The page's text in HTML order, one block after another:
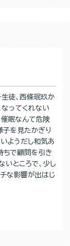
徒、西條珉玖か
なってくれない
眠なんて危険
子を見たかぎり
ようだし和気あ
ちで顧問を引き
いところで、少し
な影響が出はじ